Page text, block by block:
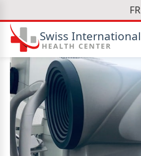
FR
Swiss International
HEALTH CENTER